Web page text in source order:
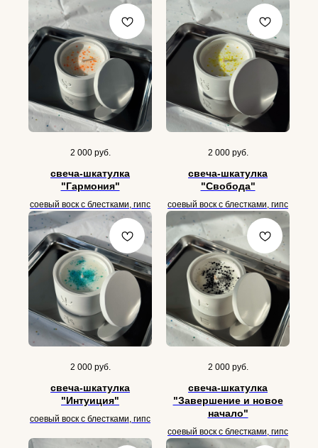
2 000 руб.
свеча-шкатулка
"Гармония"
соевый воск с блестками, гипс
2 000 руб.
свеча-шкатулка
"Свобода"
соевый воск с блестками, гипс
2 000 руб.
свеча-шкатулка
"Интуиция"
соевый воск с блестками, гипс
2 000 руб.
свеча-шкатулка
"Завершение и новое
начало"
соевый воск с блестками, гипс